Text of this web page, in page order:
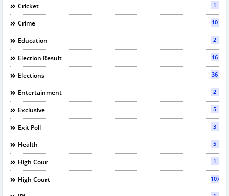
Cricket 1
Crime 10
Education 2
Election Result 16
Elections 36
Entertainment 2
Exclusive 5
Exit Poll 3
Health 5
High Cour 1
High Court 107